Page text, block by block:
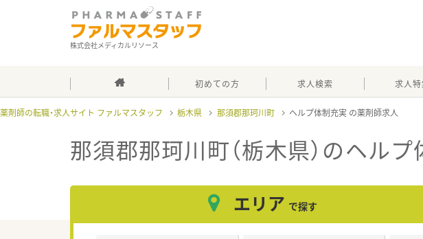
株式会社メディカルリソース
初めての方 求人検索 求人
薬剤師の転職・求人サイト ファルマスタッフ 栃木県 那須郡那珂川町 ヘルプ体制充実
那須郡那珂川町（栃木県）のヘル
エリア で探す